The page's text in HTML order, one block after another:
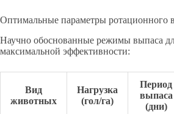
Оптимальные параметры ротационного
Научно обоснованные режимы выпаса
максимальной эффективности:
Вид
животных
Нагрузка
(гол/га)
Период
выпаса
(дни)